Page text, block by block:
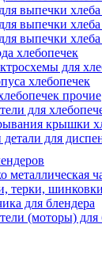
выпечки
выпечки хлеба
выпечки хлеба
хлебопечек
для
хлебопечек
прочие
для
крышки
для
металлическая
терки,
для блендера
(моторы) для